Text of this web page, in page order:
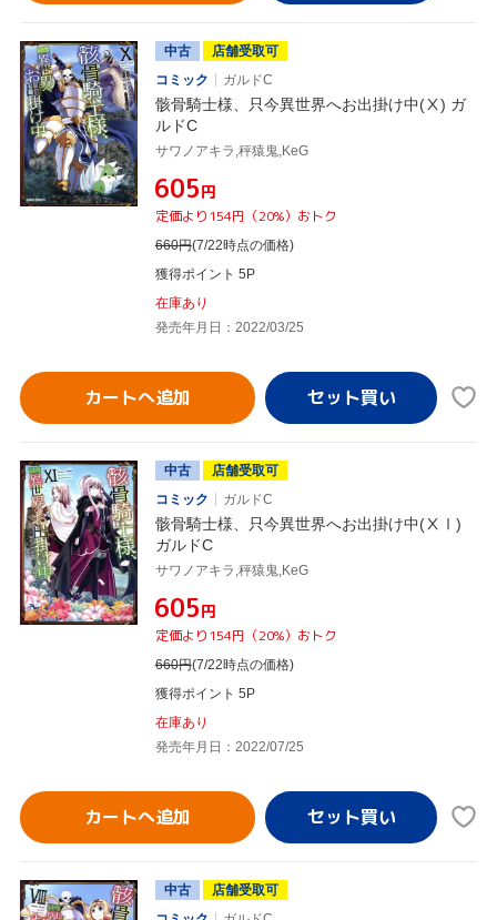
中古
店舗受取可
コミック
ガルドC
骸骨騎士様、只今異世界へお出掛け中(Ⅹ) ガ
ルドC
サワノアキラ,秤猿鬼,KeG
¥605円
定価より154円（20%）おトク
660円(7/22時点の価格)
獲得ポイント 5P
在庫あり
発売年月日：2022/03/25
カートへ追加
中古
店舗受取可
コミック
ガルドC
骸骨騎士様、只今異世界へお出掛け中(ⅩⅠ)
ガルドC
サワノアキラ,秤猿鬼,KeG
¥605円
定価より154円（20%）おトク
660円(7/22時点の価格)
獲得ポイント 5P
在庫あり
発売年月日：2022/07/25
カートへ追加
中古
店舗受取可